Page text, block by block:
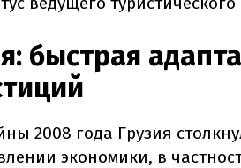
быстрая
2008 года Грузия
экономики, в